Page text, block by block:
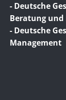
- Deutsche
Beratung und
- Deutsche
Management